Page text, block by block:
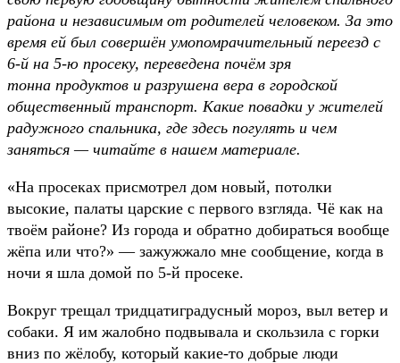
района и независимым от родителей человеком. За это
время ей был совершён умопомрачительный переезд с
6-й на 5-ю просеку, переведена почём зря
тонна продуктов и разрушена вера в городской
общественный транспорт. Какие повадки у жителей
радужного спальника, где здесь погулять и чем
заняться — читайте в нашем материале.
«На просеках присмотрел дом новый, потолки
высокие, палаты царские с первого взгляда. Чё как на
твоём районе? Из города и обратно добираться вообще
жёпа или что?» — зажужжало мне сообщение, когда в
ночи я шла домой по 5-й просеке.
Вокруг трещал тридцатиградусный мороз, выл ветер и
собаки. Я им жалобно подвывала и скользила с горки
вниз по жёлобу, который какие-то добрые люди